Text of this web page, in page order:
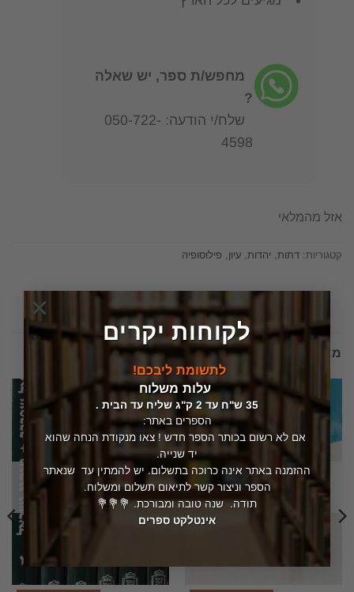
לקוחות יקרים
לתשומת ליבכם!
עלות משלוח
35 ש"ח עד 2 ק"ג שליח עד הבית .
הספרים באתר:
אם לא רשום בכותר הספר חדש ! צאו מנקודת הנחה שהוא
יד שנייה.
ההזמנה באתר אינה כרוכה בתשלום. יש להמתין עד שנאתר
הספר וניצור קשר לתיאום תשלום ומשלוח.
תודה. שנה טובה ומבורכת. 💐💐💐
אינטלקט ספרים
×
מחפש/ת ספר, יש שאלה
?
שלח/י הודעה: 050-722-
4598
אזל מהמלאי
קטגוריות: דתות, יהדות, עיון , פילוסופיה
מוצרים קשורים
המלאי אזל המלאי אזל